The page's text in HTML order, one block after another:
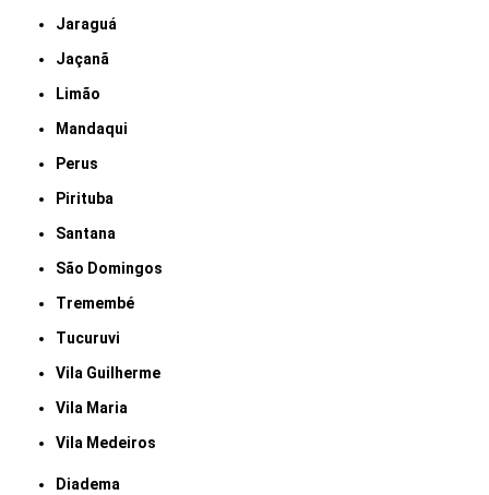
Jaraguá
Jaçanã
Limão
Mandaqui
Perus
Pirituba
Santana
São Domingos
Tremembé
Tucuruvi
Vila Guilherme
Vila Maria
Vila Medeiros
Diadema